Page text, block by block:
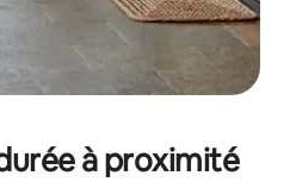
à proximité